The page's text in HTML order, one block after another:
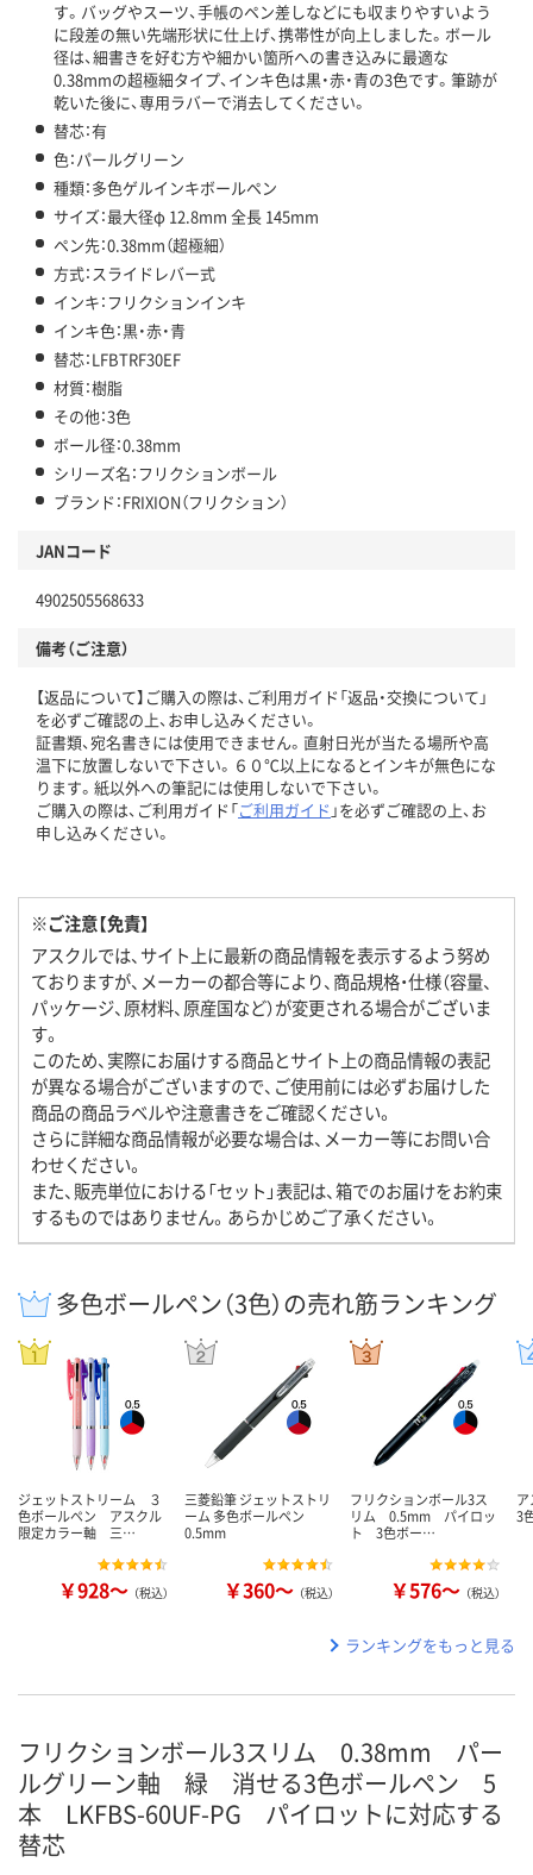
す。バッグやスーツ、手帳のペン差しなどにも収まりやすいよう
に段差の無い先端形状に仕上げ、携帯性が向上しました。ボール
径は、細書きを好む方や細かい箇所への書き込みに最適な
0.38mmの超極細タイプ、インキ色は黒・赤・青の3色です。筆跡が
乾いた後に、専用ラバーで消去してください。
替芯：有
色：パールグリーン
種類：多色ゲルインキボールペン
サイズ：最大径φ 12.8mm 全長 145mm
ペン先：0.38mm（超極細）
方式：スライドレバー式
インキ：フリクションインキ
インキ色：黒・赤・青
替芯：LFBTRF30EF
材質：樹脂
その他：3色
ボール径：0.38mm
シリーズ名：フリクションボール
ブランド：FRIXION（フリクション）
JANコード
4902505568633
備考（ご注意）
【返品について】ご購入の際は、ご利用ガイド「返品・交換について」
を必ずご確認の上、お申し込みください。
証書類、宛名書きには使用できません。直射日光が当たる場所や高
温下に放置しないで下さい。６０℃以上になるとインキが無色にな
ります。紙以外への筆記には使用しないで下さい。
ご購入の際は、ご利用ガイド「ご利用ガイド 」を必ずご確認の上、お
申し込みください。
※ご注意【免責】
アスクルでは、サイト上に最新の商品情報を表示するよう努め
ておりますが、メーカーの都合等により、商品規格・仕様（容量、
パッケージ、原材料、原産国など）が変更される場合がございま
す。
このため、実際にお届けする商品とサイト上の商品情報の表記
が異なる場合がございますので、ご使用前には必ずお届けした
商品の商品ラベルや注意書きをご確認ください。
さらに詳細な商品情報が必要な場合は、メーカー等にお問い合
わせください。
また、販売単位における「セット」表記は、箱でのお届けをお約束
するものではありません。あらかじめご了承ください。
多色ボールペン（3色）の売れ筋ランキング
ジェットストリーム ３
色ボールペン アスクル
限定カラー軸 三…
￥928～ （税込）
三菱鉛筆 ジェットストリ
ーム 多色ボールペン
0.5mm
￥360～ （税込）
フリクションボール3ス
リム 0.5mm パイロッ
ト 3色ボー…
￥576～ （税込）
3
ランキングをもっと見る
フリクションボール3スリム 0.38mm パー
ルグリーン軸 緑 消せる3色ボールペン 5
本 LKFBS-60UF-PG パイロットに対応する
替芯